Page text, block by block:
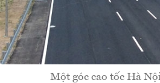
Một góc cao tốc Hà